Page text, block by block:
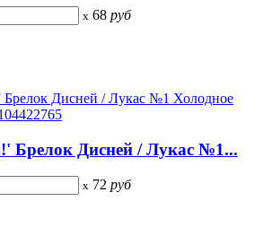
x 68 руб
Брелок Дисней / Лукас №1...
x 72 руб